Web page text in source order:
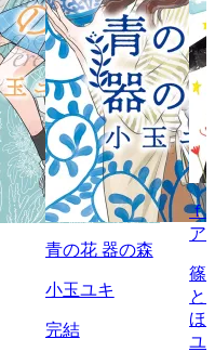
青の花 器の森
小玉ユキ
完結
ｆ
ア
篠
と
ほ
ユ